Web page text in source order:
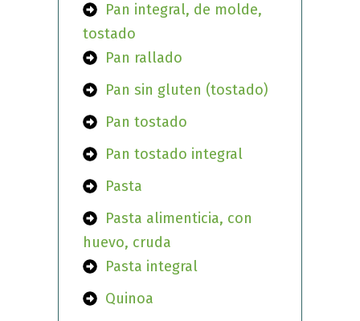
Pan integral, de molde,
tostado
Pan rallado
Pan sin gluten (tostado)
Pan tostado
Pan tostado integral
Pasta
Pasta alimenticia, con
huevo, cruda
Pasta integral
Quinoa